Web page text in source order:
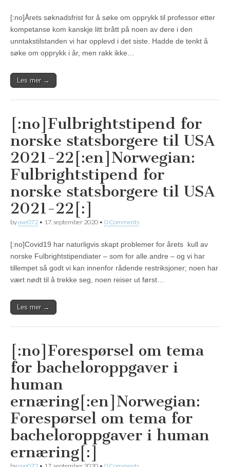
[:no]Årets søknadsfrist for å søke om opprykk til professor etter
kompetanse kom kanskje litt brått på noen av dere i den
unntakstilstanden vi har opplevd i det siste. Hadde de tenkt å
søke om opprykk i år, men rakk ikke…
Les mer →
[:no]Fulbrightstipend for
norske statsborgere til USA
2021-22[:en]Norwegian:
Fulbrightstipend for
norske statsborgere til USA
2021-22[:]
byove072 • 17. september 2020 • 0 Comments
[:no]Covid19 har naturligvis skapt problemer for årets kull av
norske Fulbrightstipendiater – som for alle andre – og vi har
tillempet så godt vi kan innenfor rådende restriksjoner; noen har
vært nødt til å trekke seg, noen reiser ut først…
Les mer →
[:no]Forespørsel om tema
for bacheloroppgaver i
human
ernæring[:en]Norwegian:
Forespørsel om tema for
bacheloroppgaver i human
ernæring[:]